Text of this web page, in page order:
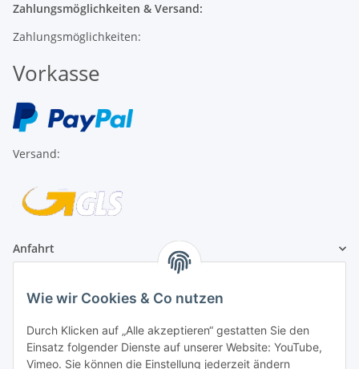
Zahlungsmöglichkeiten & Versand:
Zahlungsmöglichkeiten:
Vorkasse
Versand:
Anfahrt
1A Football Angebote
1A-Football ist
registrierter Partner:
Wie wir Cookies & Co nutzen
Durch Klicken auf „Alle akzeptieren“ gestatten Sie den
Einsatz folgender Dienste auf unserer Website: YouTube,
Vimeo. Sie können die Einstellung jederzeit ändern